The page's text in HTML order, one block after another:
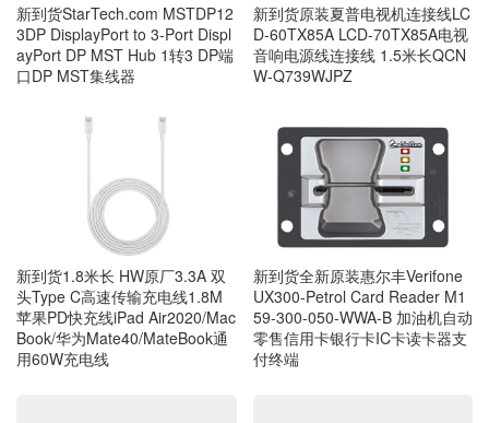
新到货StarTech.com MSTDP12
3DP DisplayPort to 3-Port Displ
ayPort DP MST Hub 1转3 DP端
口DP MST集线器
新到货原装夏普电视机连接线LC
D-60TX85A LCD-70TX85A电视
音响电源线连接线 1.5米长QCN
W-Q739WJPZ
新到货1.8米长 HW原厂3.3A 双
头Type C高速传输充电线1.8M
苹果PD快充线iPad Air2020/Mac
Book/华为Mate40/MateBook通
用60W充电线
新到货全新原装惠尔丰Verifone
UX300-Petrol Card Reader M1
59-300-050-WWA-B 加油机自动
零售信用卡银行卡IC卡读卡器支
付终端